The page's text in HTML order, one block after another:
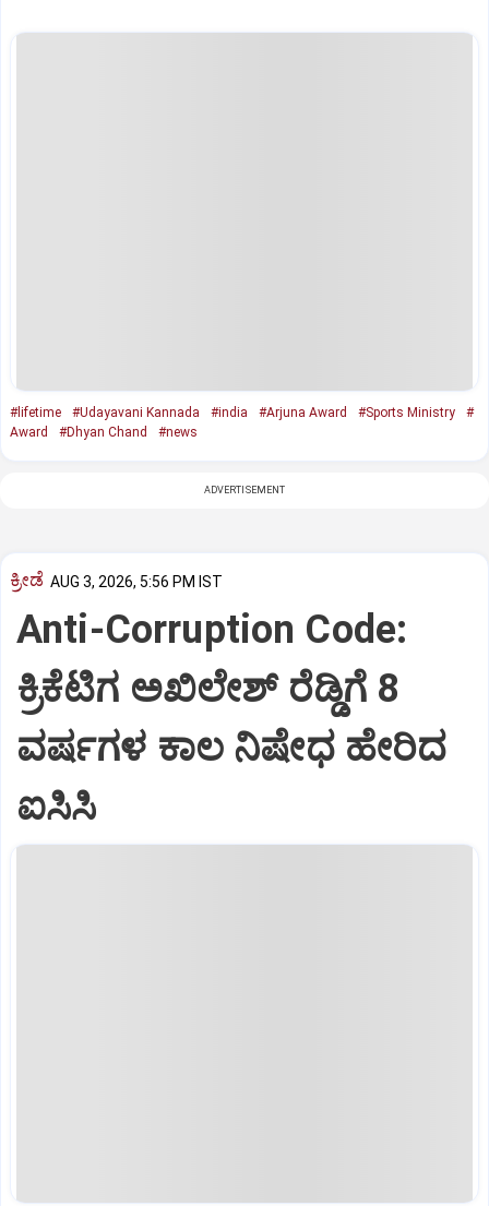
#lifetime #Udayavani Kannada #india #Arjuna Award #Sports Ministry
#
Award
#Dhyan Chand #news
ADVERTISEMENT
ಕ್ರೀಡೆ AUG 3, 2026, 5:56 PM IST
Anti-Corruption Code:
ಕ್ರಿಕೆಟಿಗ ಅಖಿಲೇಶ್‌ ರೆಡ್ಡಿಗೆ 8
ವರ್ಷಗಳ ಕಾಲ ನಿಷೇಧ ಹೇರಿದ
ಐಸಿಸಿ